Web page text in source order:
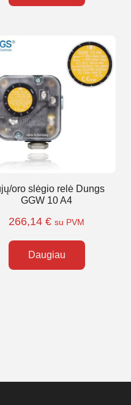
oro slėgio relė Dungs
GGW 10 A4
266,14€ su PVM
Daugiau